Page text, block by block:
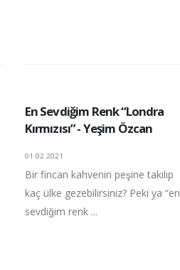
En Sevdiğim Renk “Londra
Kırmızısı” - Yeşim Özcan
01.02.2021
Bir fincan kahvenin peşine takılıp
kaç ülke gezebilirsiniz? Peki ya “en
sevdiğim renk ...